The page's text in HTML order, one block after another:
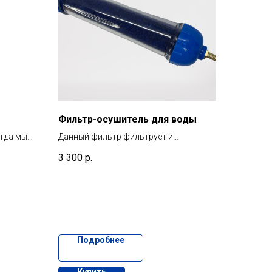
мы
Фильтр-осушитель для воды
Данный фильтр фильтрует и
озонаторами воды.
3 300 р.
Подробнее